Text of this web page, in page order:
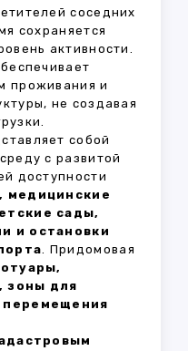
соседних
сохраняется
активности.
проживания и
не создавая
собой
с развитой
доступности
медицинские
сады,
и остановки
. Придомовая
зоны для
перемещения